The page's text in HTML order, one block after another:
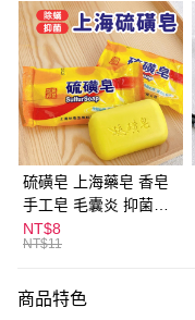
超商取貨付款
LINE Pay
Apple Pay
街口支付
悠遊付
ATM付款
全家取貨付款
硫磺皂 上海藥皂 香皂
手工皂 毛囊炎 抑菌除
蟎 清潔護膚 去油去痘
寵物皮膚病 狗狗貓咪
NT$8
NT$11
商品特色